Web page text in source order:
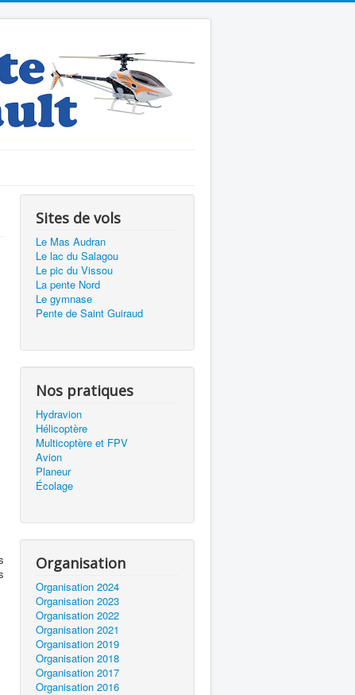
Sites de vols
Le Mas Audran
Le lac du Salagou
Le pic du Vissou
La pente Nord
Le gymnase
Pente de Saint Guiraud
Nos pratiques
Hydravion
Hélicoptère
Multicoptère et FPV
Avion
Planeur
Écolage
Organisation
Organisation 2024
Organisation 2023
Organisation 2022
Organisation 2021
Organisation 2019
Organisation 2018
Organisation 2017
Organisation 2016